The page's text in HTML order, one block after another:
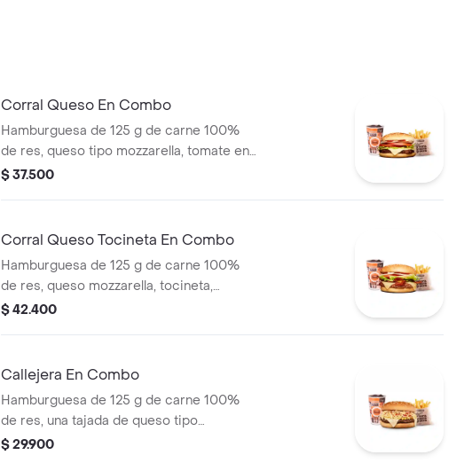
Corral Queso En Combo
Hamburguesa de 125 g de carne 100%
de res, queso tipo mozzarella, tomate en
rodajas, cebolla en rodajas, lechuga y
$ 37.500
Corral Queso Tocineta En Combo
Hamburguesa de 125 g de carne 100%
de res, queso mozzarella, tocineta,
tomate en rodajas, cebolla en rodajas,
$ 42.400
Callejera En Combo
Hamburguesa de 125 g de carne 100%
de res, una tajada de queso tipo
mozzarella, papas callejera, salsa blanca,
$ 29.900